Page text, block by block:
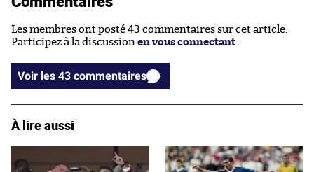
Les membres ont posté 43 commentaires sur cet article.
Participez à la discussion en vous connectant
Voir les 43 commentaires
À lire aussi